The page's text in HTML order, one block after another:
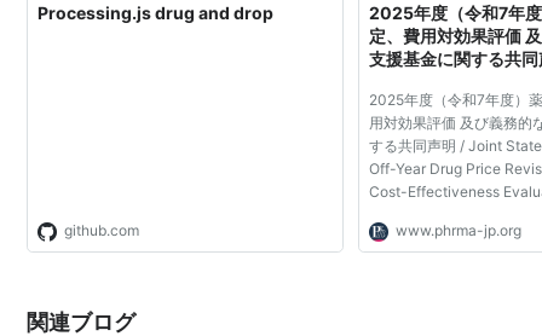
Processing.js drug and drop
github.com
2025年度（令和7年
定、費用対効果評価
支援基金に関する共
Drug Price Revision
Cost-Effectiveness
and Mandatory
Support Fund
2025年度（令和7年度）
用対効果評価 及び義務的
する共同声明 / Joint
Off-Year Drug Price
Cost-Effectiveness
PhRMA - 米国研究製薬工
www.phrma-jp.org
関連ブログ